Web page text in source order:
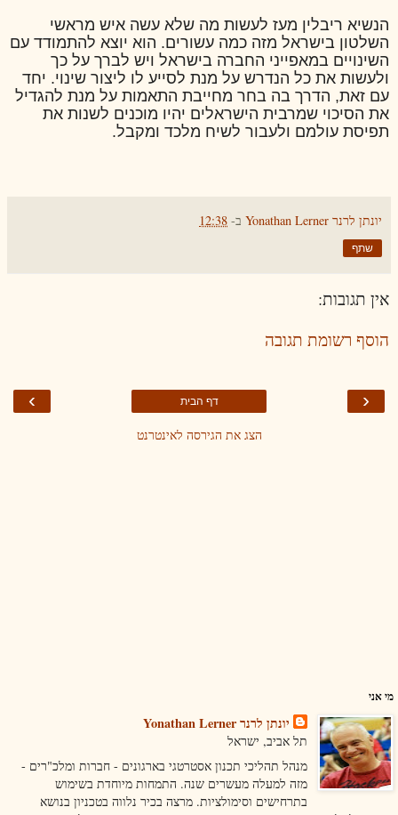
הנשיא ריבלין מעז לעשות מה שלא עשה איש מראשי
השלטון בישראל מזה כמה עשורים. הוא יוצא להתמודד עם
השינויים במאפייני החברה בישראל ויש לברך על כך
ולעשות את כל הנדרש על מנת לסייע לו ליצור שינוי. יחד
עם זאת, הדרך בה בחר מחייבת התאמות על מנת להגדיל
את הסיכוי שמרבית הישראלים יהיו מוכנים לשנות את
תפיסת עולמם ולעבור לשיח מלכד ומקבל.
יונתן לרנר Yonathan Lerner ב- 12:38
שתף
אין תגובות:
הוסף רשומת תגובה
‹
› דף הבית
הצג את הגירסה לאינטרנט
מי אני
יונתן לרנר Yonathan Lerner
תל אביב, ישראל
מנהל תהליכי תכנון אסטרטגי בארגונים - חברות ומלכ"רים -
מזה למעלה מעשרים שנה. התמחות מיוחדת בשימוש
בתרחישים וסימולציות. מרצה בכיר נלווה בטכניון בנושא